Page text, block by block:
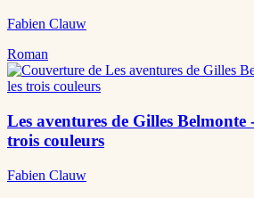
Fabien Clauw
Roman
Les aventures de Gilles Belmonte
trois couleurs
Fabien Clauw